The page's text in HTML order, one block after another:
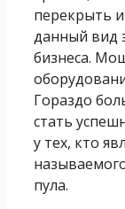
перекрыть
данный вид
бизнеса.
Гораздо
стать
у тех, кто
пула.